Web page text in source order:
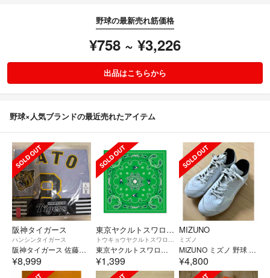
野球の最新売れ筋価格
¥758 ~ ¥3,226
出品はこちらから
野球×人気ブランドの最近売れたアイテム
阪神タイガース
ハンシンタイガース
阪神タイガース 佐藤輝明 ビジターレプリカユニフォーム 新品未開封 Lサイズ
¥8,999
東京ヤクルトスワローズ
トウキョウヤクルトスワローズ
東京ヤクルトスワローズ オリジナル燕バンダナ
¥1,399
MIZUNO
ミズノ
MIZUNO ミズノ 野球 金具 スパイク 白 26.0cm ※中敷きなし used
¥4,800